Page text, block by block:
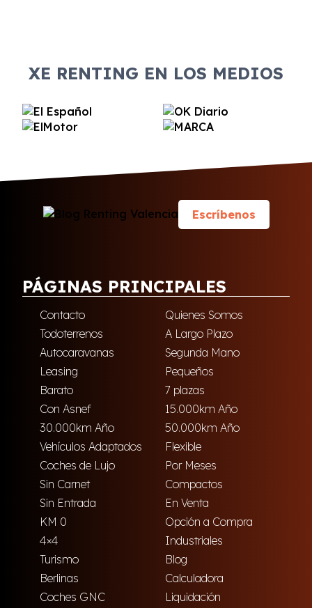
XE RENTING EN LOS MEDIOS
Escríbenos
PÁGINAS PRINCIPALES
Contacto
Quienes Somos
Todoterrenos
A Largo Plazo
Autocaravanas
Segunda Mano
Leasing
Pequeños
Barato
7 plazas
Con Asnef
15.000km Año
30.000km Año
50.000km Año
Vehículos Adaptados
Flexible
Coches de Lujo
Por Meses
Sin Carnet
Compactos
Sin Entrada
En Venta
KM 0
Opción a Compra
4×4
Industriales
Turismo
Blog
Berlinas
Calculadora
Coches GNC
Liquidación